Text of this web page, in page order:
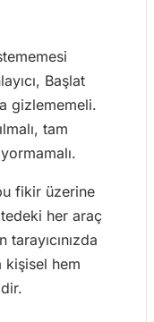
Başlat
gizlememeli.
tam
fikir üzerine
her araç
kişisel hem